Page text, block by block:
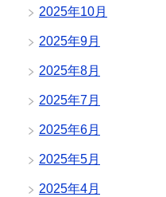
2025年10月
2025年9月
2025年8月
2025年7月
2025年6月
2025年5月
2025年4月